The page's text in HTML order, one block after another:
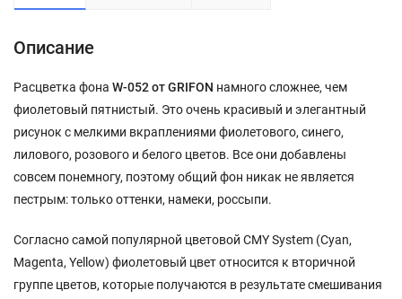
Описание
Расцветка фона W-052 отGRIFON намного сложнее, чем
фиолетовый пятнистый. Это очень красивый и элегантный
рисунок с мелкими вкраплениями фиолетового, синего,
лилового, розового и белого цветов. Все они добавлены
совсем понемногу, поэтому общий фон никак не является
пестрым: только оттенки, намеки, россыпи.
Согласно самой популярной цветовой CMY System (Cyan,
Magenta, Yellow) фиолетовый цвет относится к вторичной
группе цветов, которые получаются в результате смешивания